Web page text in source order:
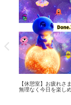
【休憩室】お疲れさ
無理なく今日を楽し